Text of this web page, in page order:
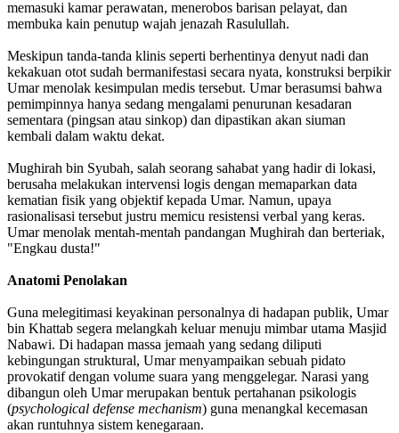
memasuki kamar perawatan, menerobos barisan pelayat, dan
membuka kain penutup wajah jenazah Rasulullah.
Meskipun tanda-tanda klinis seperti berhentinya denyut nadi dan
kekakuan otot sudah bermanifestasi secara nyata, konstruksi berpikir
Umar menolak kesimpulan medis tersebut. Umar berasumsi bahwa
pemimpinnya hanya sedang mengalami penurunan kesadaran
sementara (pingsan atau sinkop) dan dipastikan akan siuman
kembali dalam waktu dekat.
Mughirah bin Syubah, salah seorang sahabat yang hadir di lokasi,
berusaha melakukan intervensi logis dengan memaparkan data
kematian fisik yang objektif kepada Umar. Namun, upaya
rasionalisasi tersebut justru memicu resistensi verbal yang keras.
Umar menolak mentah-mentah pandangan Mughirah dan berteriak,
"Engkau dusta!"
Anatomi Penolakan
Guna melegitimasi keyakinan personalnya di hadapan publik, Umar
bin Khattab segera melangkah keluar menuju mimbar utama Masjid
Nabawi. Di hadapan massa jemaah yang sedang diliputi
kebingungan struktural, Umar menyampaikan sebuah pidato
provokatif dengan volume suara yang menggelegar. Narasi yang
dibangun oleh Umar merupakan bentuk pertahanan psikologis
(psychological defense mechanism) guna menangkal kecemasan
akan runtuhnya sistem kenegaraan.